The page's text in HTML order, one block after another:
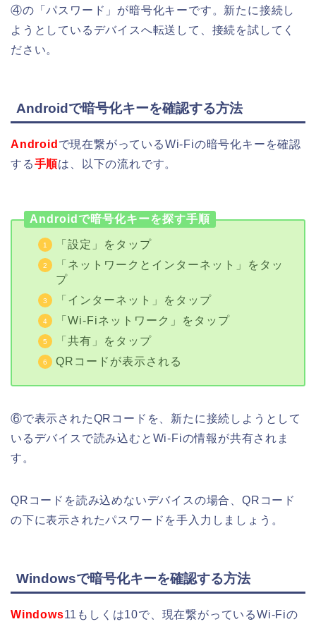
④の「パスワード」が暗号化キーです。新たに接続し
ようとしているデバイスへ転送して、接続を試してく
ださい。
Androidで暗号化キーを確認する方法
Android で現在繋がっているWi-Fiの暗号化キーを確認
する手順は、以下の流れです。
Androidで暗号化キーを探す手順
「設定」をタップ
「ネットワークとインターネット」をタッ
プ
「インターネット」をタップ
「Wi-Fiネットワーク」をタップ
「共有」をタップ
QRコードが表示される
⑥で表示されたQRコードを、新たに接続しようとして
いるデバイスで読み込むとWi-Fiの情報が共有されま
す。
QRコードを読み込めないデバイスの場合、QRコード
の下に表示されたパスワードを手入力しましょう。
Windowsで暗号化キーを確認する方法
Windows11もしくは10で、現在繋がっているWi-Fiの